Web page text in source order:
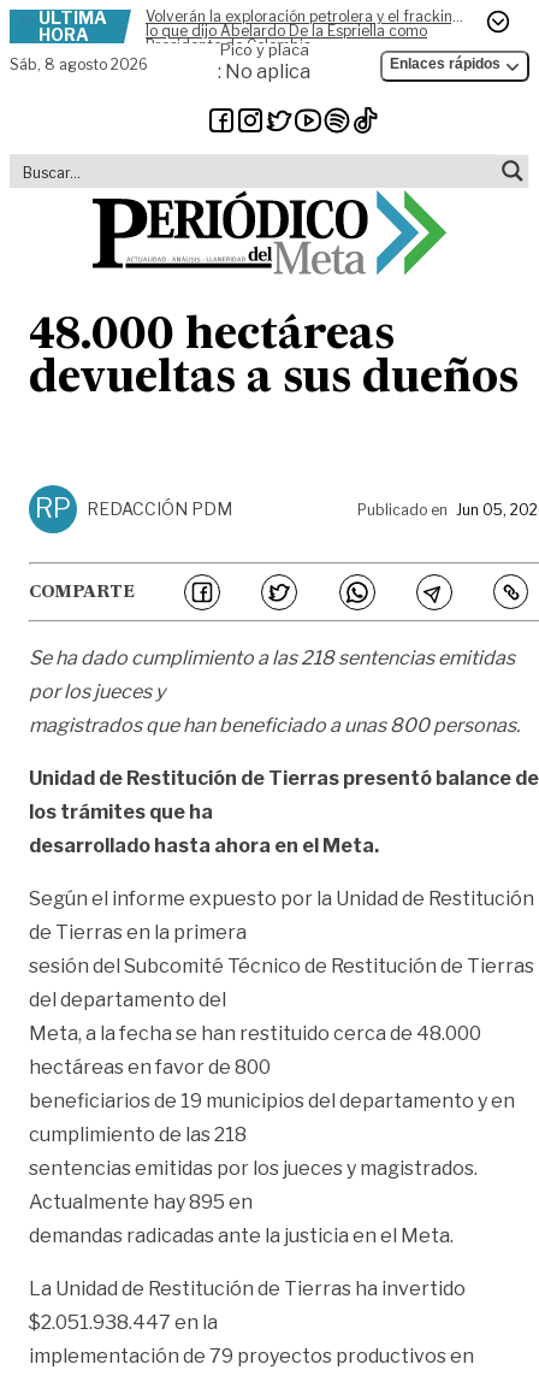
Skip to content
ÚLTIMA
HORA
Volverán la exploración petrolera y el fracking,
lo que dijo Abelardo De la Espriella como
Presidente de Colombia
Sáb, 8 agosto 2026
Pico y placa
: No aplica Enlaces rápidos
48.000 hectáreas
devueltas a sus dueños
RP REDACCIÓN PDM Publicado en Jun 05,
COMPARTE
Se ha dado cumplimiento a las 218 sentencias emitidas
por los jueces y
magistrados que han beneficiado a unas 800 personas.
Unidad de Restitución de Tierras presentó balance de
los trámites que ha
desarrollado hasta ahora en el Meta.
Según el informe expuesto por la Unidad de Restitución
de Tierras en la primera
sesión del Subcomité Técnico de Restitución de Tierras
del departamento del
Meta, a la fecha se han restituido cerca de 48.000
hectáreas en favor de 800
beneficiarios de 19 municipios del departamento y en
cumplimiento de las 218
sentencias emitidas por los jueces y magistrados.
Actualmente hay 895 en
demandas radicadas ante la justicia en el Meta.
La Unidad de Restitución de Tierras ha invertido
$2.051.938.447 en la
implementación de 79 proyectos productivos en